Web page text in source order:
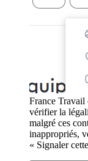
France Travail
vérifier la
malgré ces
inappropriés,
« Signaler